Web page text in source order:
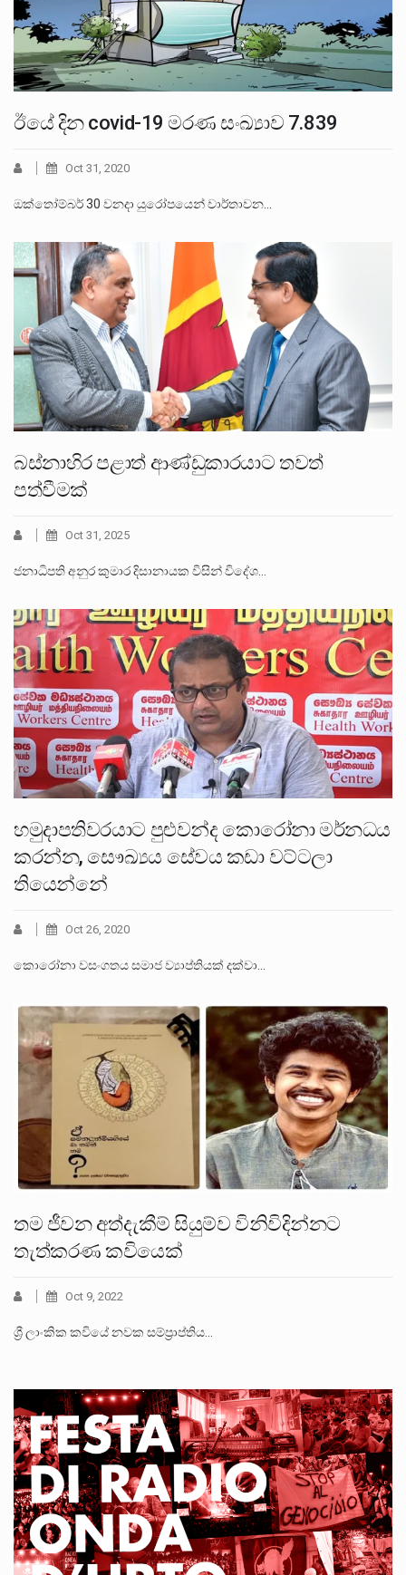
ඊයේ දින covid-19 මරණ සංඛ්‍යාව 7.839
Oct 31, 2020
ඔක්තෝම්බර් 30 වනදා යුරෝපයෙන් වාර්තාවන…
බස්නාහිර පළාත් ආණ්ඩුකාරයාට තවත්
පත්වීමක්
Oct 31, 2025
ජනාධිපති අනුර කුමාර දිසානායක විසින් විදේශ…
හමුදාපතිවරයාට පුළුවන්ද කොරෝනා මර්නධය
කරන්න, සෞඛ්‍යය සේවය කඩා වට්ටලා
තියෙන්නේ
Oct 26, 2020
කොරෝනා වසංගතය සමාජ ව්‍යාප්තියක් දක්වා…
තම ජීවන අත්දැකීම් සියුම්ව විනිවිදින්නට
තැත්කරණ කවියෙක්
Oct 9, 2022
ශ්‍රී ලාංකික කවියේ නවක සම්ප්‍රාප්තිය…